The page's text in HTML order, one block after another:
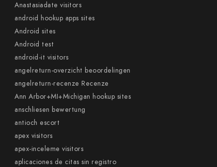
Anastasiadate visitors
android hookup apps sites
Android sites
Android test
android-it visitors
angelreturn-overzicht beoordelingen
angelreturn-recenze Recenze
Ann Arbor+MI+Michigan hookup sites
anschliesen bewertung
antioch escort
apex visitors
apex-inceleme visitors
aplicaciones de citas sin registro